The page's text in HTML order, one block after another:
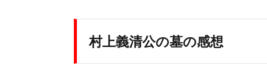
村上義清公の墓の感想